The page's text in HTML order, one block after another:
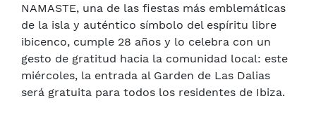
NAMASTE, una de las fiestas más emblemáticas
de la isla y auténtico símbolo del espíritu libre
ibicenco, cumple 28 años y lo celebra con un
gesto de gratitud hacia la comunidad local: este
miércoles, la entrada al Garden de Las Dalias
será gratuita para todos los residentes de Ibiza.